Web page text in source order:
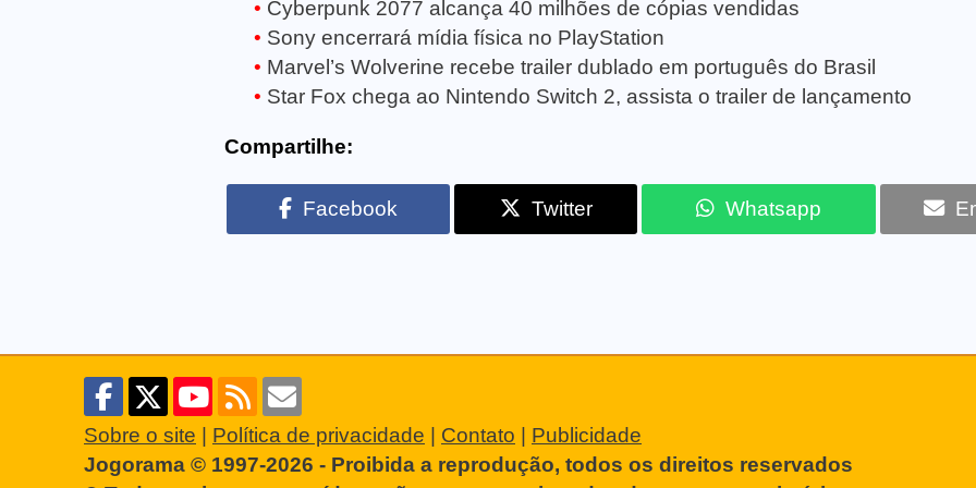
Cyberpunk 2077 alcança 40 milhões de cópias vendidas
Sony encerrará mídia física no PlayStation
Marvel’s Wolverine recebe trailer dublado em português do Brasil
Star Fox chega ao Nintendo Switch 2, assista o trailer de lançamento
Compartilhe:
Facebook Twitter Whatsapp
Sobre o site | Política de privacidade | Contato | Publicidade
Jogorama © 1997-2026 - Proibida a reprodução, todos os direitos reservados